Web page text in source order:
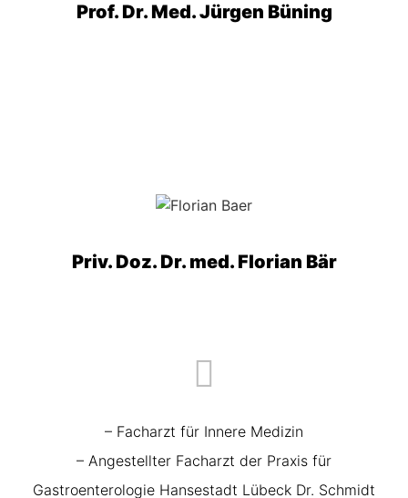
Prof. Dr. Med. Jürgen Büning
Priv. Doz. Dr. med. Florian Bär
– Facharzt für Innere Medizin
– Angestellter Facharzt der Praxis für
Gastroenterologie Hansestadt Lübeck Dr. Schmidt